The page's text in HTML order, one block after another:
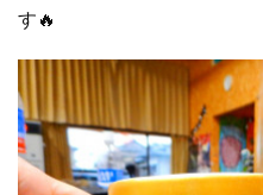
す🔥